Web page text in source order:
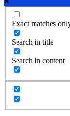
Exact matches
Search in title
Search in content